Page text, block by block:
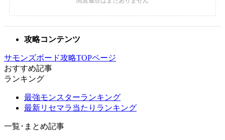
攻略コンテンツ
サモンズボード攻略TOPページ
おすすめ記事
ランキング
最強モンスターランキング
最新リセマラ当たりランキング
一覧･まとめ記事